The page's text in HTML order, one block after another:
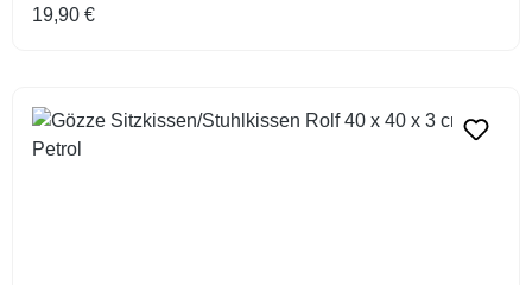
Regulärer Preis:
19,90 €